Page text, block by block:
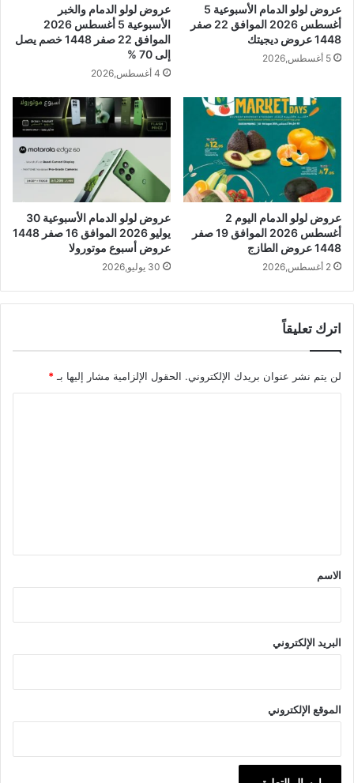
عروض لولو الدمام الأسبوعية 5
أغسطس 2026 الموافق 22 صفر
1448 عروض ديجيتك
5 أغسطس,2026
عروض لولو الدمام والخبر
الأسبوعية 5 أغسطس 2026
الموافق 22 صفر 1448 خصم يصل
إلى 70 %
4 أغسطس,2026
عروض لولو الدمام اليوم 2
أغسطس 2026 الموافق 19 صفر
1448 عروض الطازج
2 أغسطس,2026
عروض لولو الدمام الأسبوعية 30
يوليو 2026 الموافق 16 صفر 1448
عروض أسبوع موتورولا
30 يوليو,2026
اترك تعليقاً
لن يتم نشر عنوان بريدك الإلكتروني. الحقول الإلزامية مشار إليها بـ*
*
الاسم
البريد الإلكتروني
الموقع الإلكتروني